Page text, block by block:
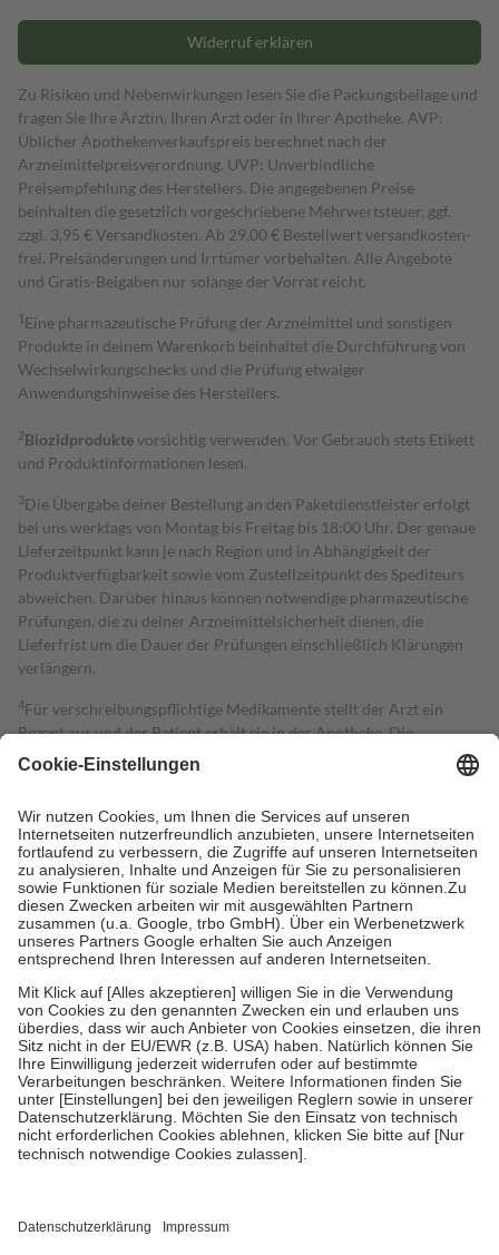
Widerruf erklären
Zu Risiken und Nebenwirkungen lesen Sie die Packungsbeilage und
fragen Sie Ihre Ärztin, Ihren Arzt oder in Ihrer Apotheke. AVP:
Üblicher Apothekenverkaufspreis berechnet nach der
Arzneimittelpreisverordnung. UVP: Unverbindliche
Preisempfehlung des Herstellers. Die angegebenen Preise
beinhalten die gesetzlich vorgeschriebene Mehrwertsteuer, ggf.
zzgl. 3,95 € Versandkosten. Ab 29,00 € Bestell­wert versand­kosten­
frei. Preisänderungen und Irrtümer vorbehalten. Alle Angebote
und Gratis-Beigaben nur solange der Vorrat reicht.
1 Eine pharmazeutische Prüfung der Arzneimittel und sonstigen
Produkte in deinem Warenkorb beinhaltet die Durchführung von
Wechselwirkungschecks und die Prüfung etwaiger
Anwendungshinweise des Herstellers.
2Biozidproduktevorsichtig verwenden. Vor Gebrauch stets Etikett
und Produktinformationen lesen.
3Die Übergabe deiner Bestellung an den Paketdienstleister erfolgt
bei uns werktags von Montag bis Freitag bis 18:00 Uhr. Der genaue
Lieferzeitpunkt kann je nach Region und in Abhängigkeit der
Produktverfügbarkeit sowie vom Zustellzeitpunkt des Spediteurs
abweichen. Darüber hinaus können notwendige pharmazeutische
Prüfungen, die zu deiner Arzneimittelsicherheit dienen, die
Lieferfrist um die Dauer der Prüfungen einschließlich Klärungen
verlängern.
4Für verschreibungspflichtige Medikamente stellt der Arzt ein
Rezept aus und der Patient erhält sie in der Apotheke. Die
gesetzliche Krankenversicherung übernimmt in der Regel die
Kosten dafür, der Versicherte trägt einen Teil davon als Zuzahlung
Grundsätzlich leisten Mitglieder Zuzahlungen in Höhe von zehn
Prozent des Abgabepreises,mindestens jedochfünf Euround
höchstens zehn Euro.Es sind jedoch nie mehr als die tatsächlichen
Kosten der Leistung zu entrichten.
Diese Regeln gelten grundsätzlich auch für Online-Apotheken.
Bei Heilmitteln und häuslicher Krankenpflege beträgt die
Zuzahlung zehn Prozent der Kosten sowie zehn Euro je
Verordnung.
Um das Engagement der Versicherten für ihre eigene Gesundheit zu
stärken und die besondere Stellung der Familie zu unterstützen,
fallenkeine Zuzahlungenan bei:
• Kindern und Jugendlichen bis zum vollendeten 18. Lebensjahr
mit Ausnahme der Fahrkosten
• Untersuchungen zur Vorsorge und Früherkennung, die von der
GKV getragen werden